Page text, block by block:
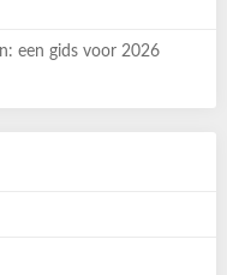
een gids voor 2026